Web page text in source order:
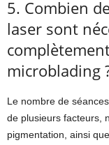
5. Combien
laser sont
microblading
Le nombre de
de plusieurs facteurs,
pigmentation, ainsi